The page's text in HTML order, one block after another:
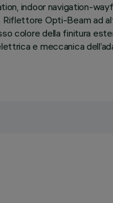
indoor navigation-
Opti-Beam ad
colore della finitura
e meccanica